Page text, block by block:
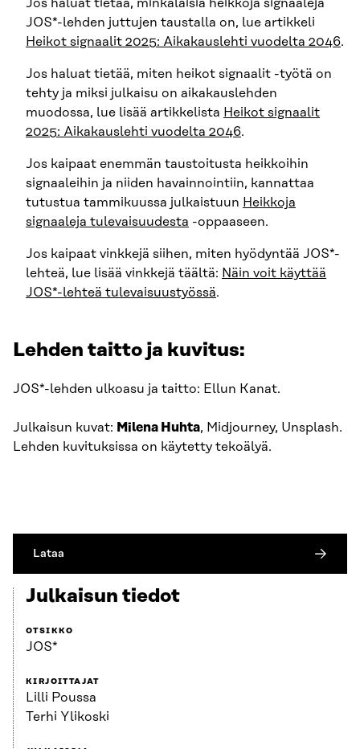
Jos haluat tietää, minkälaisia heikkoja signaaleja
JOS*-lehden juttujen taustalla on, lue artikkeli
Heikot signaalit 2025: Aikakauslehti vuodelta 2046.
Jos haluat tietää, miten heikot signaalit -työtä on
tehty ja miksi julkaisu on aikakauslehden
muodossa, lue lisää artikkelista Heikot signaalit
2025: Aikakauslehti vuodelta 2046.
Jos kaipaat enemmän taustoitusta heikkoihin
signaaleihin ja niiden havainnointiin, kannattaa
tutustua tammikuussa julkaistuun Heikkoja
signaaleja tulevaisuudesta -oppaaseen.
Jos kaipaat vinkkejä siihen, miten hyödyntää JOS*-
lehteä, lue lisää vinkkejä täältä: Näin voit käyttää
JOS*-lehteä tulevaisuustyössä.
Lehden taitto ja kuvitus:
JOS*-lehden ulkoasu ja taitto: Ellun Kanat.
Julkaisun kuvat: Milena Huhta, Midjourney, Unsplash.
Lehden kuvituksissa on käytetty tekoälyä.
Lataa
Julkaisun tiedot
OTSIKKO
JOS*
KIRJOITTAJAT
Lilli Poussa
Terhi Ylikoski